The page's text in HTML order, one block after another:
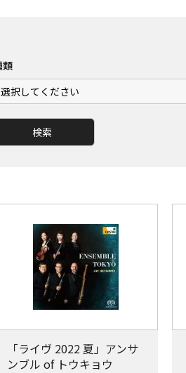
類
「ライヴ 2022 夏」アンサ
ンブル of トウキョウ